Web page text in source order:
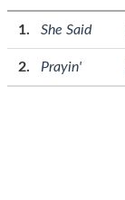
She Said
Prayin'